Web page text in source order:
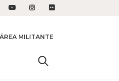
ÁREA MILITANTE